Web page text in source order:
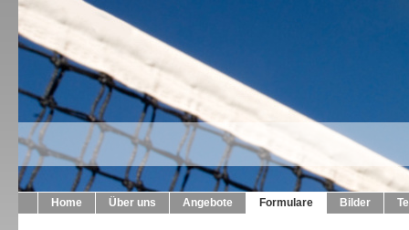
Home Über uns Angebote Formulare Bilder